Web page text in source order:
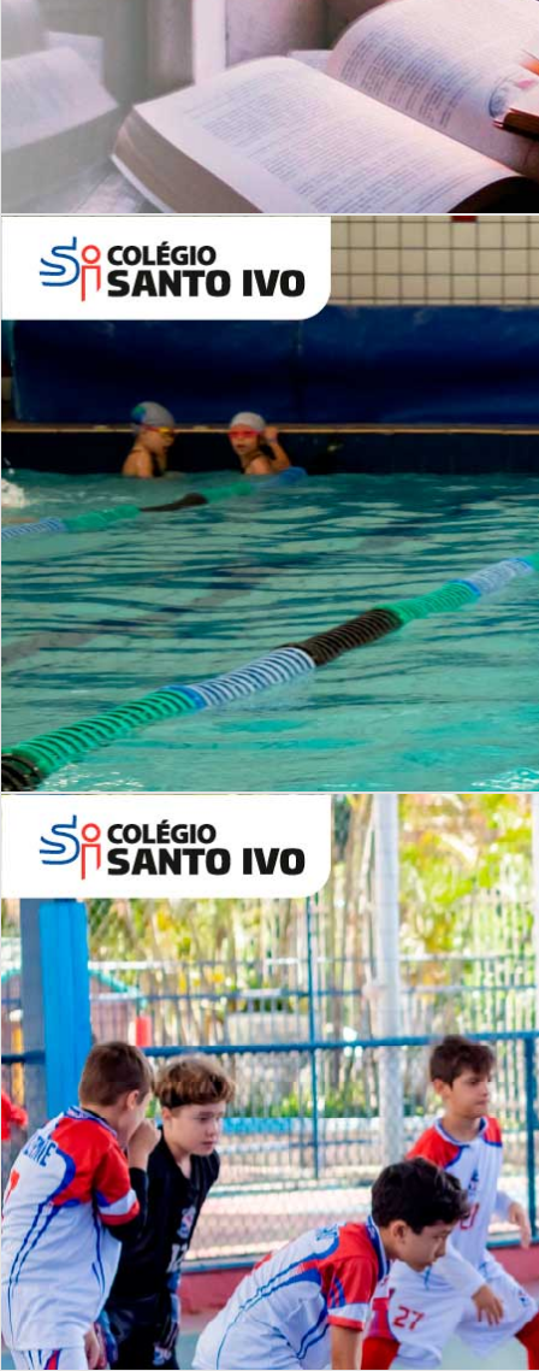
Leituras Literárias
Período Integral | Saiba mais
6º AO 9º ANO FUNDAMENTAL
Inglês: Turmas Reduzidas
(Proficiência)
ALUNOS NOVOS
Entre em Contato
INSTITUCIONAL
Lista de vídeos
NOSSOCANAL